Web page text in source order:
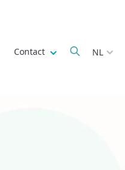
Contact Show submenu
NL